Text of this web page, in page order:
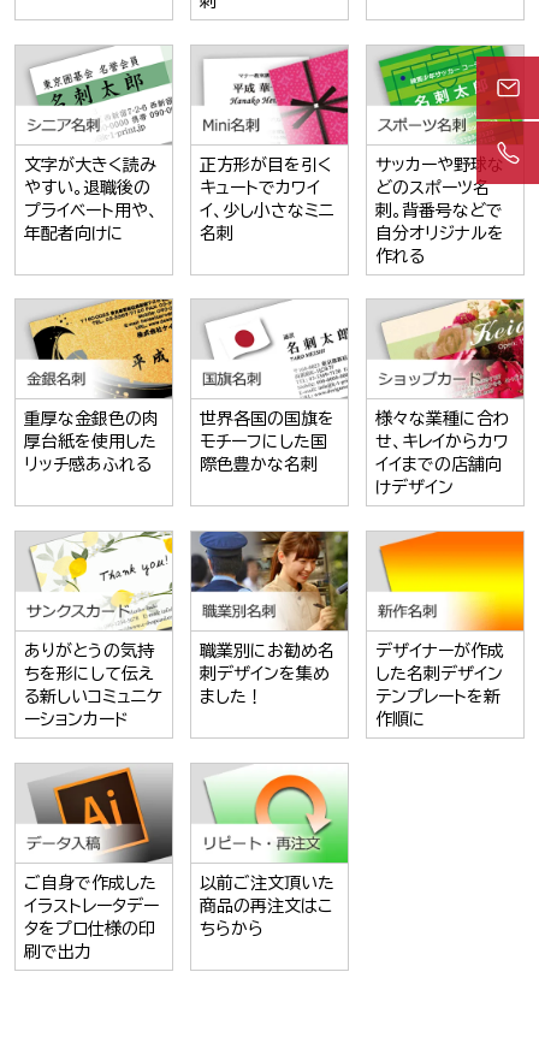
文字が大きく読み
やすい。退職後の
プライベート用や、
年配者向けに
正方形が目を引く
キュートでカワイ
イ、少し小さなミニ
名刺
サッカーや野球な
どのスポーツ名
刺。背番号などで
自分オリジナルを
作れる
重厚な金銀色の肉
厚台紙を使用した
リッチ感あふれる
世界各国の国旗を
モチーフにした国
際色豊かな名刺
様々な業種に合わ
せ、キレイからカワ
イイまでの店舗向
けデザイン
ありがとうの気持
ちを形にして伝え
る新しいコミュニケ
ーションカード
職業別にお勧め名
刺デザインを集め
ました！
デザイナーが作成
した名刺デザイン
テンプレートを新
作順に
ご自身で作成した
イラストレータデー
タをプロ仕様の印
刷で出力
以前ご注文頂いた
商品の再注文はこ
ちらから